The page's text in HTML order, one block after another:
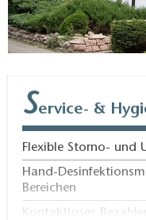
man auf Reisen so
3000 m² Garten mit
Haus ist WLAN
finden sie bezogen
Endreinigung und
enthalten.
Service- &
Flexible Storno- und
Hand-
Bereichen
Kontaktloses